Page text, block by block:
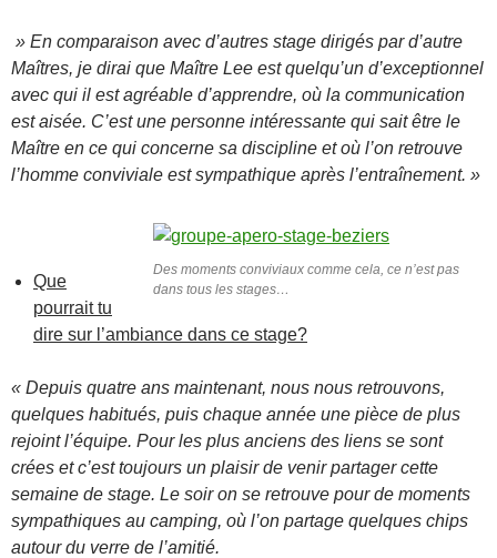
» En comparaison avec d’autres stage dirigés par d’autre
Maîtres, je dirai que Maître Lee est quelqu’un d’exceptionnel
avec qui il est agréable d’apprendre, où la communication
est aisée. C’est une personne intéressante qui sait être le
Maître en ce qui concerne sa discipline et où l’on retrouve
l’homme conviviale est sympathique après l’entraînement. »
Des moments conviviaux comme cela, ce n’est pas
dans tous les stages…
Que
pourrait tu
dire sur l’ambiance dans ce stage?
« Depuis quatre ans maintenant, nous nous retrouvons,
quelques habitués, puis chaque année une pièce de plus
rejoint l’équipe. Pour les plus anciens des liens se sont
crées et c’est toujours un plaisir de venir partager cette
semaine de stage. Le soir on se retrouve pour de moments
sympathiques au camping, où l’on partage quelques chips
autour du verre de l’amitié.